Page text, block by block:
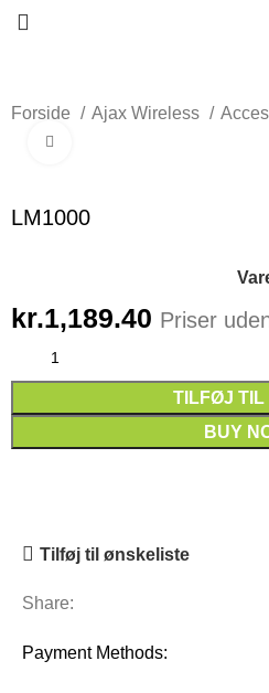
Forside Ajax Wireless
LM1000
kr.1,189.40 Priser
TILFØJ TIL
BUY
Tilføj til ønskeliste
Share:
Payment Methods: